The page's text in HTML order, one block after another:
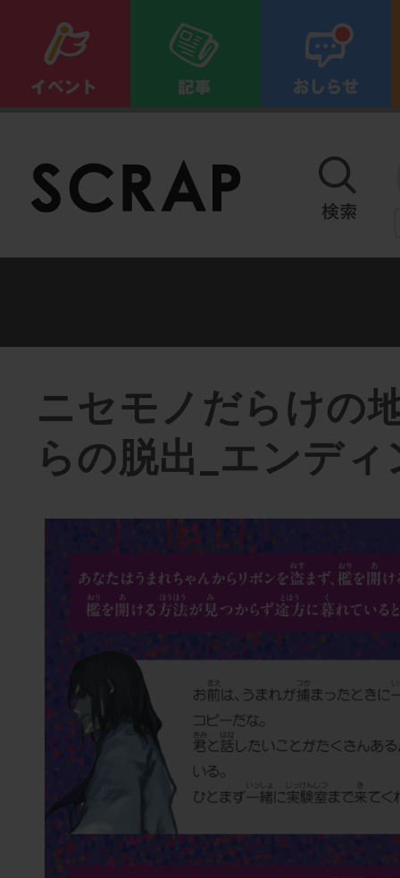
ニセモノだらけの
らの脱出_エンデ